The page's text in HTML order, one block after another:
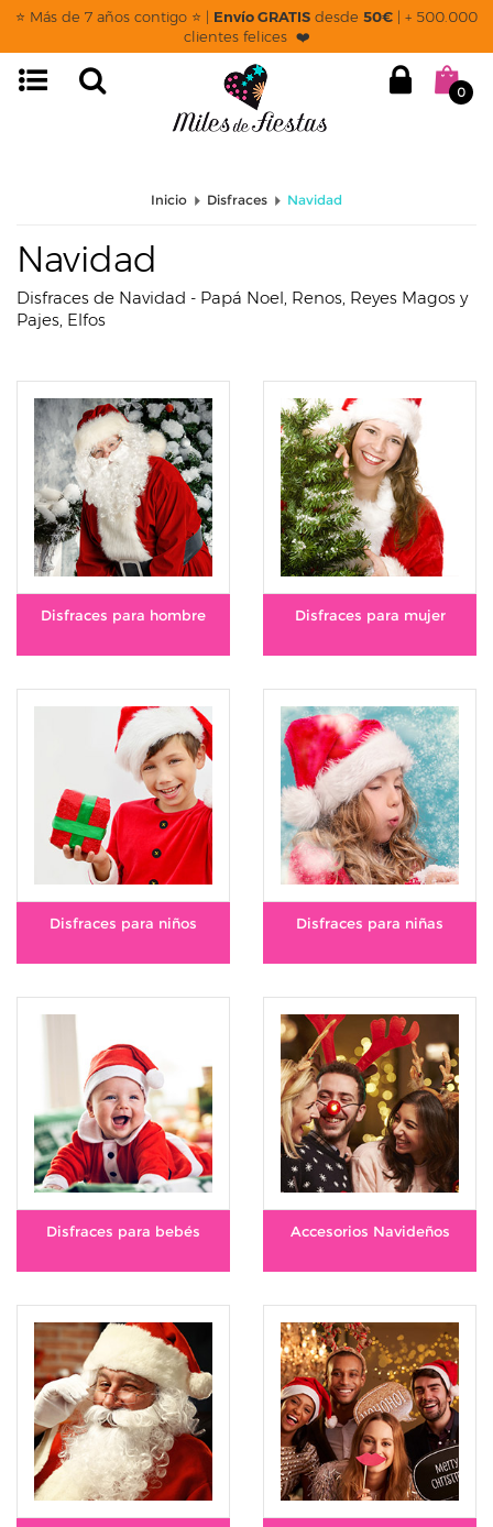
⭐ Más de 7 años contigo ⭐ | Envío GRATIS desde 50€ | + 500.000
clientes felices ❤️
0
page: categoria
Inicio Disfraces Navidad
Navidad
Disfraces de Navidad - Papá Noel, Renos, Reyes Magos y
Pajes, Elfos
Disfraces para hombre Disfraces para mujer
Disfraces para niños Disfraces para niñas
Disfraces para bebés Accesorios Navideños